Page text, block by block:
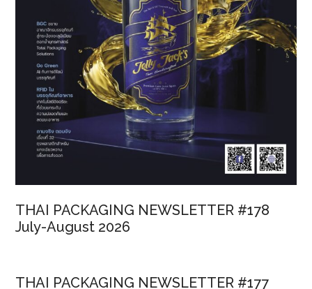
THAI PACKAGING NEWSLETTER #178
July-August 2026
THAI PACKAGING NEWSLETTER #177